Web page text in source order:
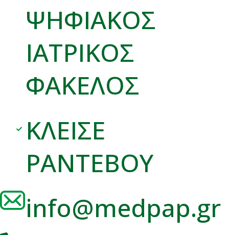
ΨΗΦΙΑΚΟΣ
ΙΑΤΡΙΚΟΣ
ΦΑΚΕΛΟΣ
ΚΛΕΙΣΕ
ΡΑΝΤΕΒΟΥ
info@medpap.gr